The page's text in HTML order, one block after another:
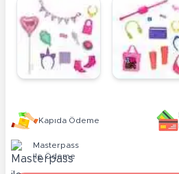
Kapıda Ödeme
Masterpass
ile Ödeme